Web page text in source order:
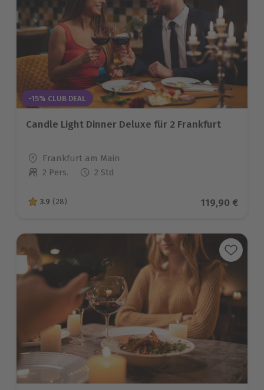
-15% CLUB DEAL
Candle Light Dinner Deluxe für 2 Frankfurt
Standort
Frankfurt am Main
Anzahl der Teilnehmer
2 Pers. 2 Std
3.9 von 5 Sternen basierend auf 28 Bewertungen
3.9 (28) Aktueller
119,90 €